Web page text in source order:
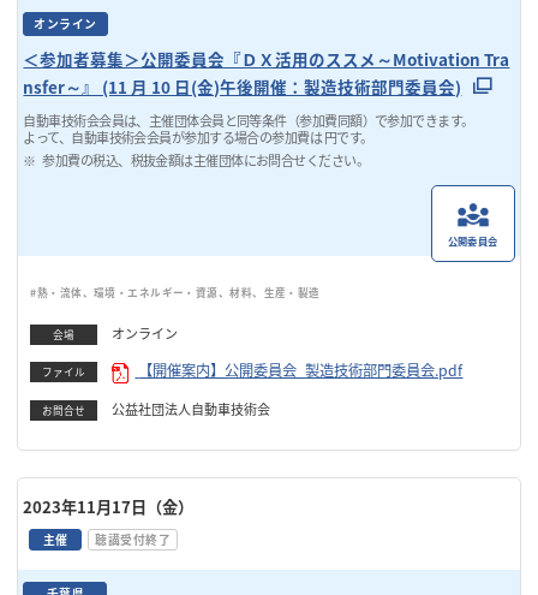
オンライン
＜参加者募集＞公開委員会『ＤＸ活用のススメ～Motivation Tra
nsfer～』 (11 月 10 日(金)午後開催：製造技術部門委員会)
自動車技術会会員は、主催団体会員と同等条件（参加費同額）で参加できます。
よって、自動車技術会会員が参加する場合の参加費は 円です。
参加費の税込、税抜金額は主催団体にお問合せください。
公開委員会
#熱・流体、環境・エネルギー・資源、材料、生産・製造
会場 オンライン
ファイル 【開催案内】公開委員会_製造技術部門委員会.pdf
お問合せ 公益社団法人自動車技術会
2023年11月17日（金）
主催 聴講受付終了